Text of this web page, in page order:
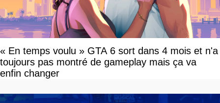
« En temps voulu » GTA 6 sort dans 4 mois et n'a
toujours pas montré de gameplay mais ça va
enfin changer